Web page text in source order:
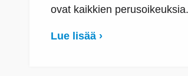
ovat kaikkien perusoikeuksia.
Lue lisää ›